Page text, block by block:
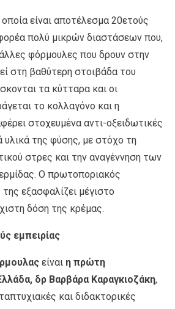
οποία είναι αποτέλεσμα 20ετούς
πολύ μικρών διαστάσεων που,
φόρμουλες που δρουν στην
στη βαθύτερη στοιβάδα του
τα κύτταρα και οι
το κολλαγόνο και η
στοχευμένα αντι-οξειδωτικές
υλικά της φύσης, με στόχο τη
στρες και την αναγέννηση των
Ο πρωτοποριακός
εξασφαλίζει μέγιστο
δόση της κρέμας.
εμπειρίας
είναι η πρώτη
δρ Βαρβάρα Καραγκιοζάκη,
και διδακτορικές